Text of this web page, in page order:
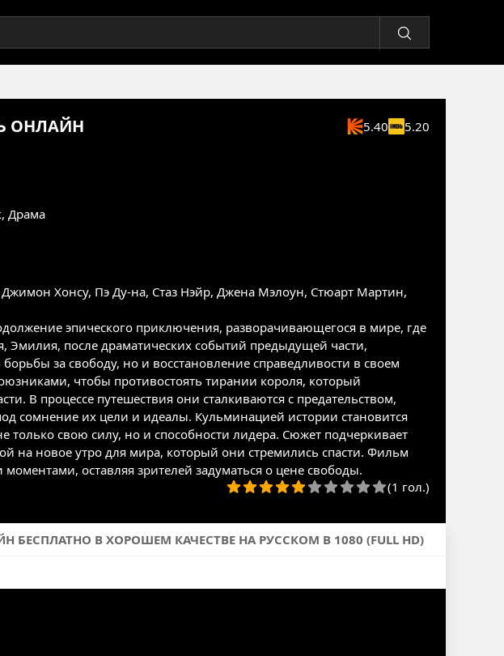
ОНЛАЙН 5.40 5.20
, Драма
Джимон Хонсу, Пэ Ду-на, Стаз Нэйр, Джена Мэлоун, Стюарт Мартин,
эпического приключения, разворачивающегося в мире, где
Эмилия, после драматических событий предыдущей части,
за свободу, но и восстановление справедливости в своем
чтобы противостоять тирании короля, который
В процессе путешествия они сталкиваются с предательством,
сомнение их цели и идеалы. Кульминацией истории становится
только свою силу, но и способности лидера. Сюжет подчеркивает
на новое утро для мира, который они стремились спасти. Фильм
оставляя зрителей задуматься о цене свободы.
(1 гол.)
В ХОРОШЕМ КАЧЕСТВЕ НА РУССКОМ В 1080 (FULL HD)